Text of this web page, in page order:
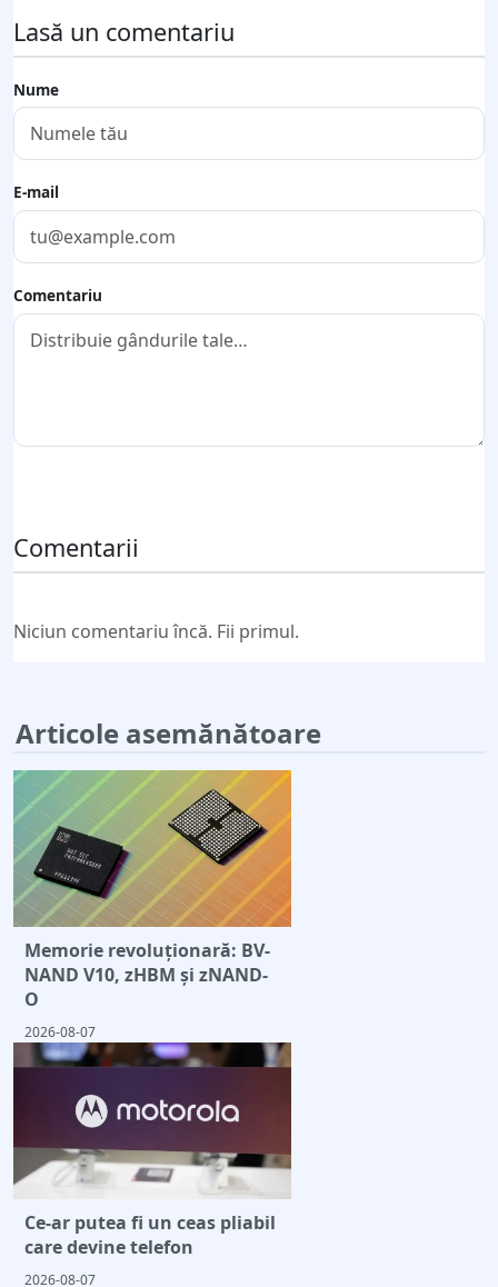
Lasă un comentariu
Nume
E-mail
Comentariu
Comentarii
Niciun comentariu încă. Fii primul.
Articole asemănătoare
Memorie revoluționară: BV-
NAND V10, zHBM și zNAND-
O
2026-08-07
Ce-ar putea fi un ceas pliabil
care devine telefon
2026-08-07